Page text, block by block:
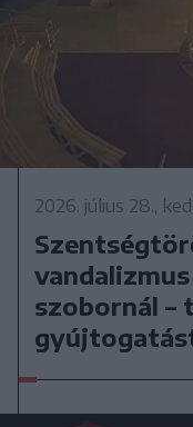
2026. július 28.,
szobornál